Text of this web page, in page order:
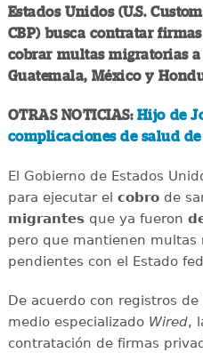
Estados Unidos (U.S.
CBP) busca contratar
cobrar multas migratorias
Guatemala, México y
OTRAS NOTICIAS:Hijo de
complicaciones de salud
El Gobierno de Estados
para ejecutar el cobrode
migrantesque ya fueron
pero que mantienen multas
pendientes con el Estado
De acuerdo con registros
medio especializado Wired,
contratación de firmas